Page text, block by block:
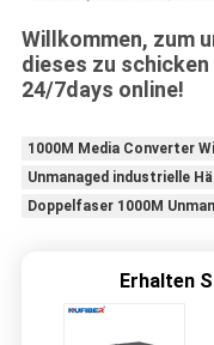
Willkommen, zum
dieses zu
24/7days online!
1000M Media Converter
Unmanaged industrielle
Doppelfaser 1000M
Erhalten